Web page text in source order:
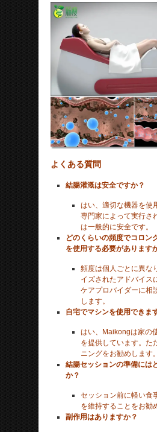
よくある質問
結腸灌漑は安全ですか？
はい、適切な機器を使
専門家によって実行さ
は一般的に安全です。
どのくらいの頻度でコロン
を使用する必要があります
頻度は個人ごとに異な
イズされたアドバイス
ケアプロバイダーに相
します。
自宅でマシンを使用できま
はい、Maikongは家の
を提供しています。た
ニングをお勧めします。
結腸セッションの準備には
か？
セッション前に軽い食
を維持することをお勧
副作用はありますか？